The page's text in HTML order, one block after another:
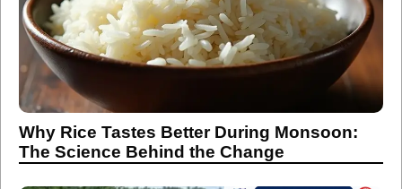
Why Rice Tastes Better During Monsoon:
The Science Behind the Change